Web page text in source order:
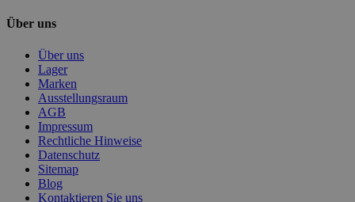
Über uns
Über uns
Lager
Marken
Ausstellungsraum
AGB
Impressum
Rechtliche Hinweise
Datenschutz
Sitemap
Blog
Kontaktieren Sie uns